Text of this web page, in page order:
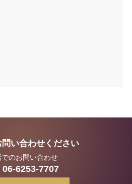
い合わせください
でのお問い合わせ
06-6253-7707